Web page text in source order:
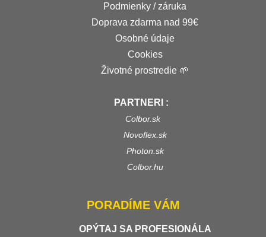
Podmienky / záruka
Doprava zdarma nad 99€
Osobné údaje
Cookies
Životné prostredie 🌱
PARTNERI :
Colbor.sk
Novoflex.sk
Photon.sk
Colbor.hu
PORADÍME VÁM
OPÝTAJ SA PROFESIONÁLA